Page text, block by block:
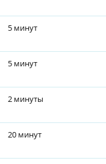
5 минут
5 минут
2 минуты
20 минут